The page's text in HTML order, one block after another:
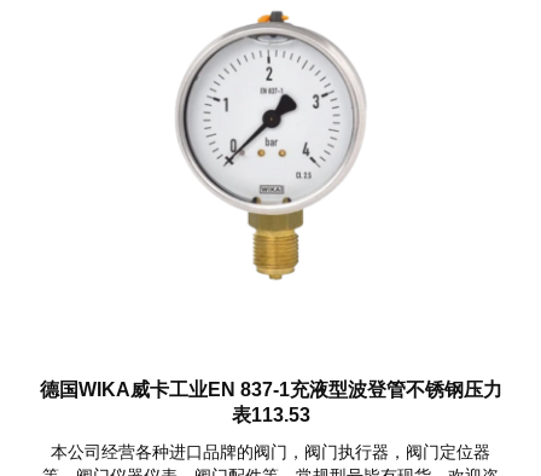
德国WIKA威卡工业EN 837-1充液型波登管不锈钢压力
表113.53
本公司经营各种进口品牌的阀门，阀门执行器，阀门定位器